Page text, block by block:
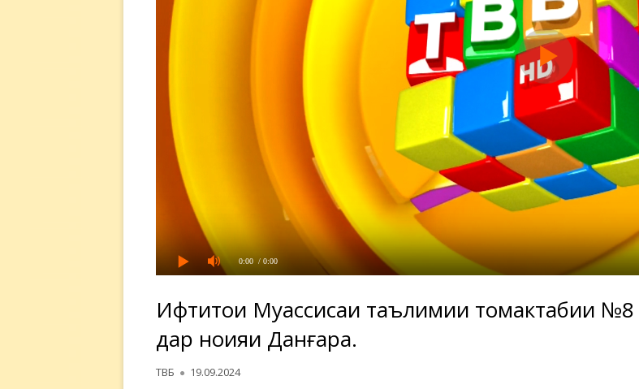
0:00 / 0:00
Ифтитоҳи Муассисаи таълимии томактабии №8
дар ноҳияи Данғара.
Автор
ТВБ Опубликовано
19.09.2024